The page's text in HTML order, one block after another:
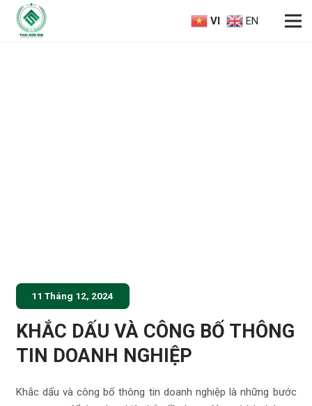
VI EN
11 Tháng 12, 2024
KHẮC DẤU VÀ CÔNG BỐ THÔNG
TIN DOANH NGHIỆP
Khắc dấu và công bố thông tin doanh nghiệp là những bước